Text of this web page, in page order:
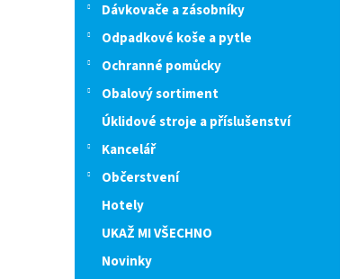
Dávkovače a zásobníky
Odpadkové koše a pytle
Ochranné pomůcky
Obalový sortiment
Úklidové stroje a příslušenství
Kancelář
Občerstvení
Hotely
UKAŽ MI VŠECHNO
Novinky